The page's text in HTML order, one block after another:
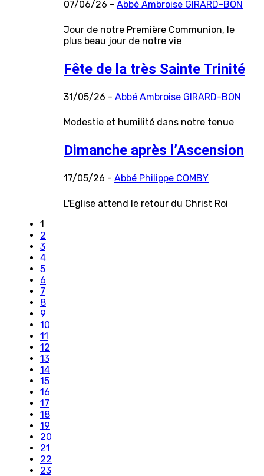
07/06/26 - Abbé Ambroise GIRARD-BON
Jour de notre Première Communion, le
plus beau jour de notre vie
Fête de la très Sainte Trinité
31/05/26 - Abbé Ambroise GIRARD-BON
Modestie et humilité dans notre tenue
Dimanche après l’Ascension
17/05/26 - Abbé Philippe COMBY
L'Eglise attend le retour du Christ Roi
1
2
3
4
5
6
7
8
9
10
11
12
13
14
15
16
17
18
19
20
21
22
23